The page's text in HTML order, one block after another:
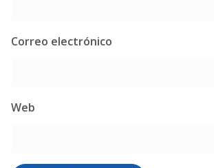
Correo electrónico
Web